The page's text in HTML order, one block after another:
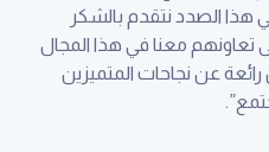
هذا الصدد نتقدم بالشكر
تعاونهم معنا في هذا المجال
عن نجاحات المتميزين